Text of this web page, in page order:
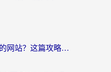
在国外不能访问国内的网站？这篇攻略帮你无缝连接家乡资源